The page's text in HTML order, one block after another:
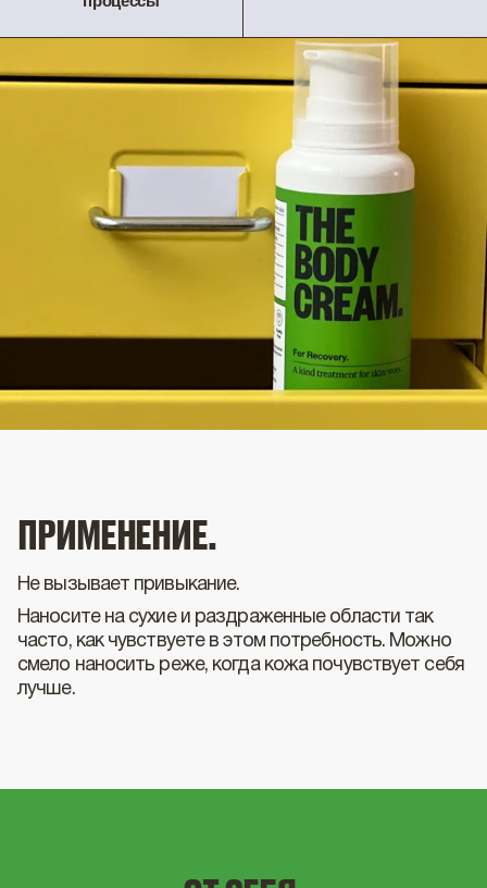
ПРИМЕНЕНИЕ.
Не вызывает привыкание.
Наносите на сухие и раздраженные области так
часто, как чувствуете в этом потребность. Можно
смело наносить реже, когда кожа почувствует себя
лучше.